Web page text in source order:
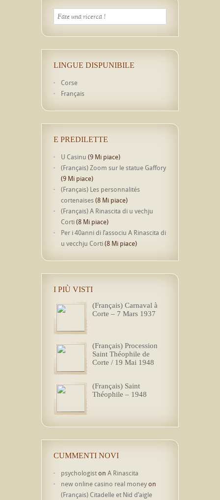
LINGUE DISPUNIBILE
Corse
Français
E PREDILETTE
U Casinu (9 Mi piace)
(Français) Zoom sur le statue Gaffory
(9 Mi piace)
(Français) Les personnalités
cortenaises (8 Mi piace)
(Français) A Rinascita di u vechju
Corti(8 Mi piace)
Per i 40anni di l’associu A Rinascita di
u vecchju Corti(8 Mi piace)
I PIÙ VISTI
(Français) Carnaval à
Corte – 7 Mars 1937
(Français) Procession
Saint Théophile de
Corte / 19 Mai 1948
(Français) Saint
Théophile – 1948
CUMMENTI NOVI
psychologiston A Rinascita
new online casino real moneyon
(Français) Citadelle et Nid d’aigle